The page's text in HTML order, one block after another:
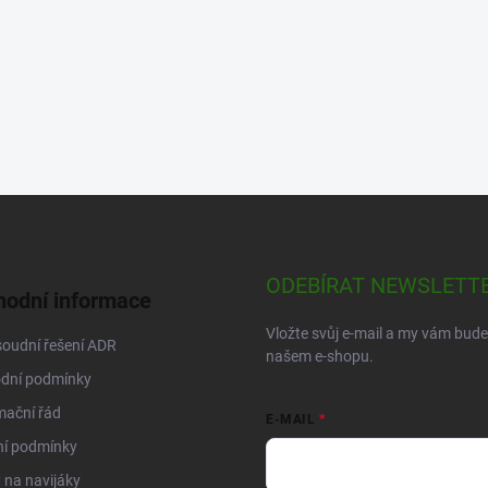
informace
řešení ADR
podmínky
řád
podmínky
na navijáky
ODEBÍRAT
Vložte svůj e-mail a my vám
našem e-shopu.
E-MAIL